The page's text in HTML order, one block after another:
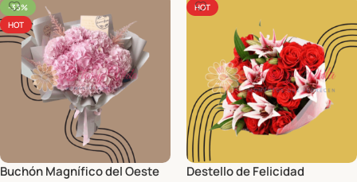
-33%
HOT
Buchón Magnífico del Oeste
HOT
Destello de Felicidad